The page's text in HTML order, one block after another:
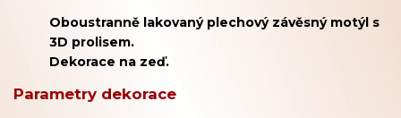
Oboustranně lakovaný plechový závěsný motýl s
3D prolisem.
Dekorace na zeď.
Parametry dekorace